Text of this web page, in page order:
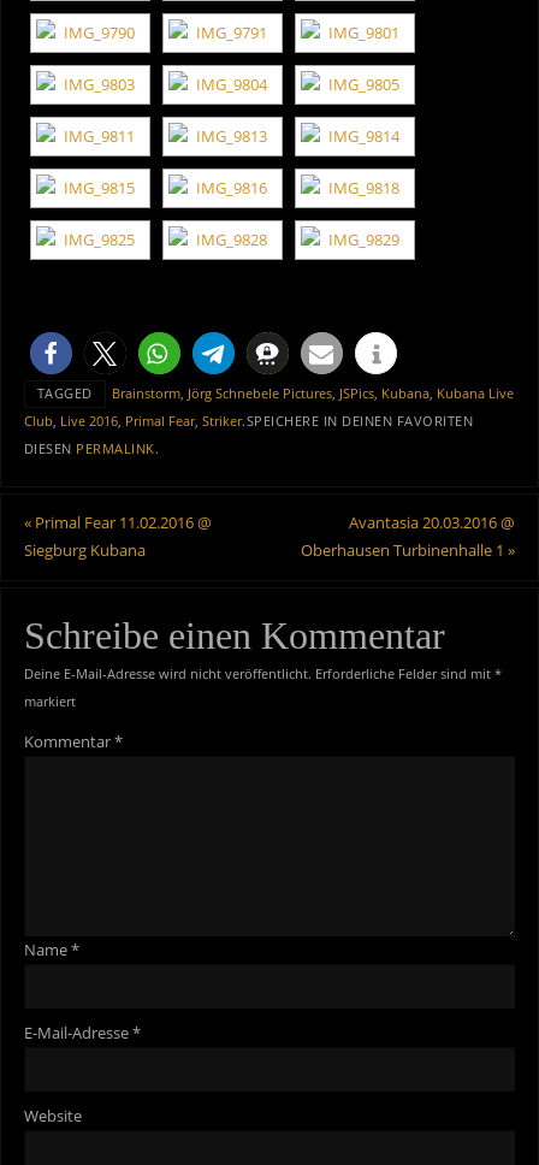
TAGGED Brainstorm, Jörg Schnebele Pictures, JSPics, Kubana, Kubana Live
Club Live 2016, Primal Fear, Striker.SPEICHERE IN DEINEN FAVORITEN
DIESEN PERMALINK.
«Primal Fear 11.02.2016 @
Siegburg Kubana
Avantasia 20.03.2016 @
Oberhausen Turbinenhalle 1»
Schreibe einen Kommentar
Deine E-Mail-Adresse wird nicht veröffentlicht. Erforderliche Felder sind mit *
markiert
Kommentar*
Name*
E-Mail-Adresse*
Website